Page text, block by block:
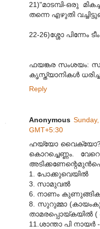
21)"മാടമ്പി-ഒരു
തന്നെ എഴുതി
22-26)ശ്ശോ പിന്നേം
ഫയങ്കര സംശയം:
കൃസ്ത്യാനികൾ
Reply
Anonymous
GMT+5:30
ഹയ്യോ
കൊറച്ചെണ്ണം.
1. പോക്കുവെയിൽ
3. സാമുവൽ
6. നാണം
8. സുറുമ്മാ
താമരപ്പൊയ്കയിൽ (
11.ശാന്താ പി നായർ